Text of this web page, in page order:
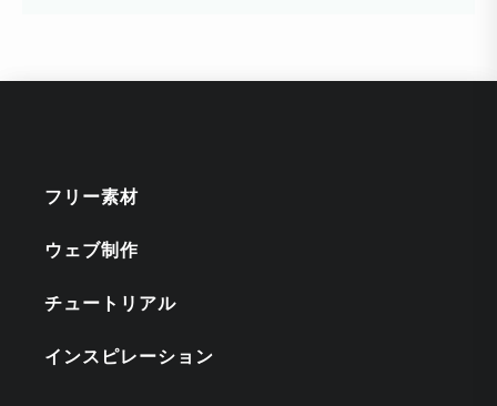
フリー素材
ウェブ制作
チュートリアル
インスピレーション